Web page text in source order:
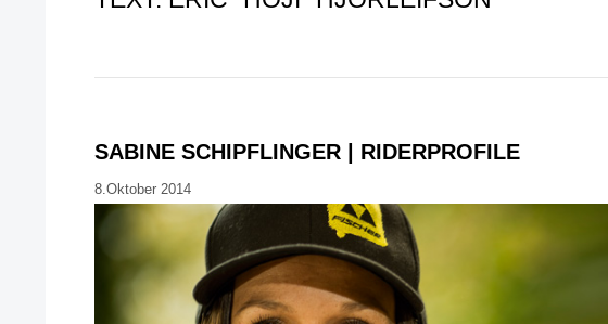
SABINE SCHIPFLINGER | RIDERPROFILE
8.Oktober 2014